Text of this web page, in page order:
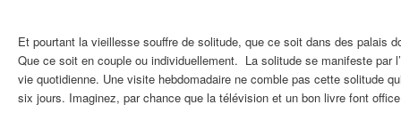
Et pourtant la vieillesse souffre de solitude, que ce soit dans des palais
Que ce soit en couple ou individuellement. La solitude se manifeste par
vie quotidienne. Une visite hebdomadaire ne comble pas cette solitude
six jours. Imaginez, par chance que la télévision et un bon livre font